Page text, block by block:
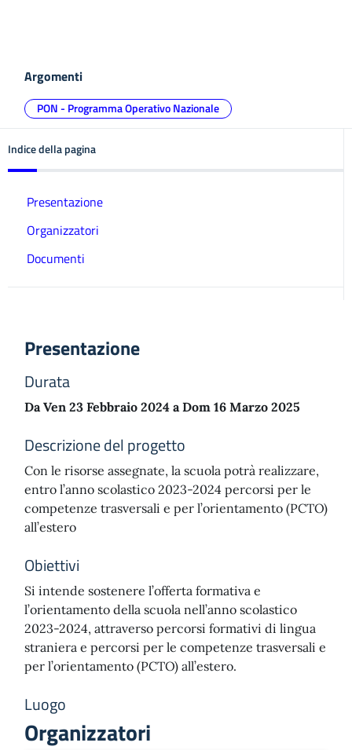
Argomenti
PON - Programma Operativo Nazionale
Indice della pagina
Presentazione
Organizzatori
Documenti
Presentazione
Durata
Da Ven 23 Febbraio 2024 a Dom 16 Marzo 2025
Descrizione del progetto
Con le risorse assegnate, la scuola potrà realizzare,
entro l’anno scolastico 2023-2024 percorsi per le
competenze trasversali e per l’orientamento (PCTO)
all’estero
Obiettivi
Si intende sostenere l’offerta formativa e
l’orientamento della scuola nell’anno scolastico
2023-2024, attraverso percorsi formativi di lingua
straniera e percorsi per le competenze trasversali e
per l’orientamento (PCTO) all’estero.
Luogo
Organizzatori